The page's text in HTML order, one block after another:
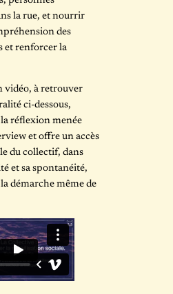
la rue, et nourrir
des
et renforcer la
vidéo, à retrouver
ci-dessous,
réflexion menée
et offre un accès
du collectif, dans
et sa spontanéité,
démarche même de